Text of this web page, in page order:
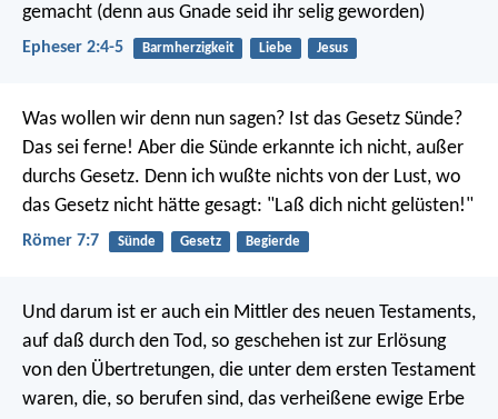
gemacht (denn aus Gnade seid ihr selig geworden)
Epheser 2:4-5 Barmherzigkeit Liebe Jesus
Was wollen wir denn nun sagen? Ist das Gesetz Sünde?
Das sei ferne! Aber die Sünde erkannte ich nicht, außer
durchs Gesetz. Denn ich wußte nichts von der Lust, wo
das Gesetz nicht hätte gesagt: "Laß dich nicht gelüsten!"
Römer 7:7 Sünde Gesetz Begierde
Und darum ist er auch ein Mittler des neuen Testaments,
auf daß durch den Tod, so geschehen ist zur Erlösung
von den Übertretungen, die unter dem ersten Testament
waren, die, so berufen sind, das verheißene ewige Erbe